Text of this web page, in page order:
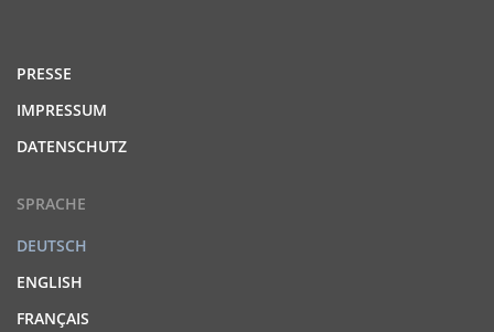
PRESSE
IMPRESSUM
DATENSCHUTZ
SPRACHE
DEUTSCH
ENGLISH
FRANÇAIS